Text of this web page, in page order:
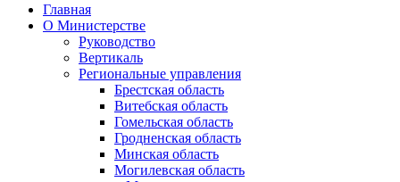
Главная
О Министерстве
Руководство
Вертикаль
Региональные управления
Брестская область
Витебская область
Гомельская область
Гродненская область
Минская область
Могилевская область